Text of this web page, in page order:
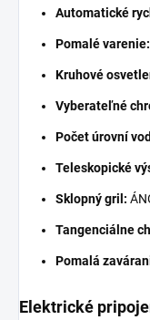
Automatické
Pomalé varenie:
Kruhové
Vyberateľné
Počet úrovní
Teleskopické
Sklopný gril:
Tangenciálne
Pomalá
Elektrické